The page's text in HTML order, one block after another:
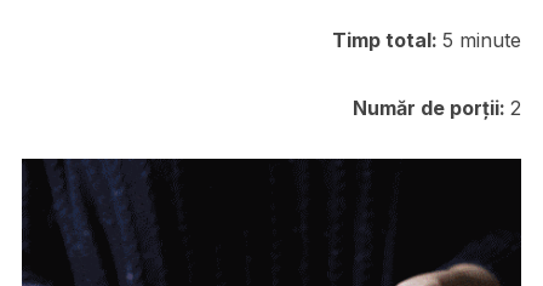
Timp total:5 minute
Număr de porții:2